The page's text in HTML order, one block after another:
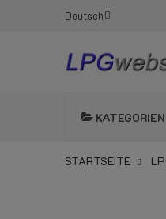
Deutsch
KATEGORIEN
STARTSEITE